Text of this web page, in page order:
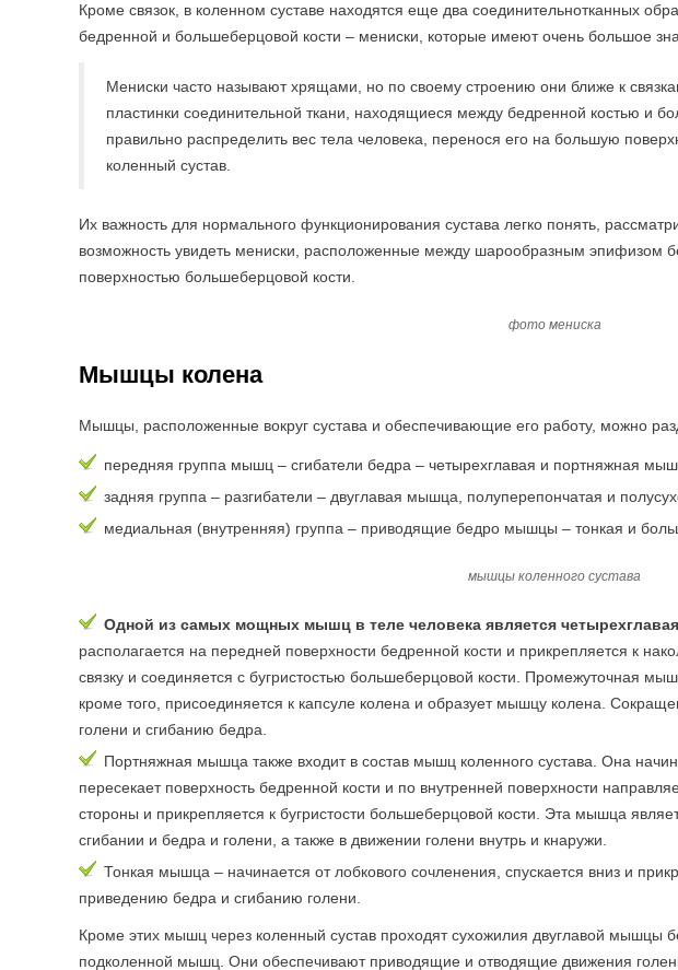
Кроме связок, в коленном суставе находятся еще два соединительнотканных
бедренной и большеберцовой кости – мениски, которые имеют очень большое
Мениски часто называют хрящами, но по своему строению они ближе к
пластинки соединительной ткани, находящиеся между бедренной костью и
правильно распределить вес тела человека, перенося его на большую
коленный сустав.
Их важность для нормального функционирования сустава легко понять,
возможность увидеть мениски, расположенные между шарообразным эпифизом
поверхностью большеберцовой кости.
фото мениска
Мышцы колена
Мышцы, расположенные вокруг сустава и обеспечивающие его работу, можно
передняя группа мышц – сгибатели бедра – четырехглавая и портняжная
задняя группа – разгибатели – двуглавая мышца, полуперепончатая и
медиальная (внутренняя) группа – приводящие бедро мышцы – тонкая и
мышцы коленного сустава
Одной из самых мощных мышц в теле человека является
располагается на передней поверхности бедренной кости и прикрепляется к
связку и соединяется с бугристостью большеберцовой кости. Промежуточная
кроме того, присоединяется к капсуле колена и образует мышцу колена.
голени и сгибанию бедра.
Портняжная мышца также входит в состав мышц коленного сустава. Она
пересекает поверхность бедренной кости и по внутренней поверхности
стороны и прикрепляется к бугристости большеберцовой кости. Эта мышца
сгибании и бедра и голени, а также в движении голени внутрь и кнаружи.
Тонкая мышца – начинается от лобкового сочленения, спускается вниз и
приведению бедра и сгибанию голени.
Кроме этих мышц через коленный сустав проходят сухожилия двуглавой мышцы
подколенной мышц. Они обеспечивают приводящие и отводящие движения